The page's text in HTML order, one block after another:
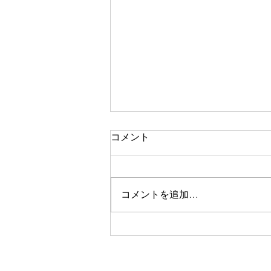
二期なりの花
コメント
コメントを追加…